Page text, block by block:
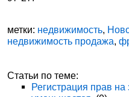
метки: недвижимость,
недвижимость продажа,
Статьи по теме:
Регистрация прав на